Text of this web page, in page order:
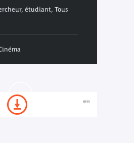
étudiant, Tous
min